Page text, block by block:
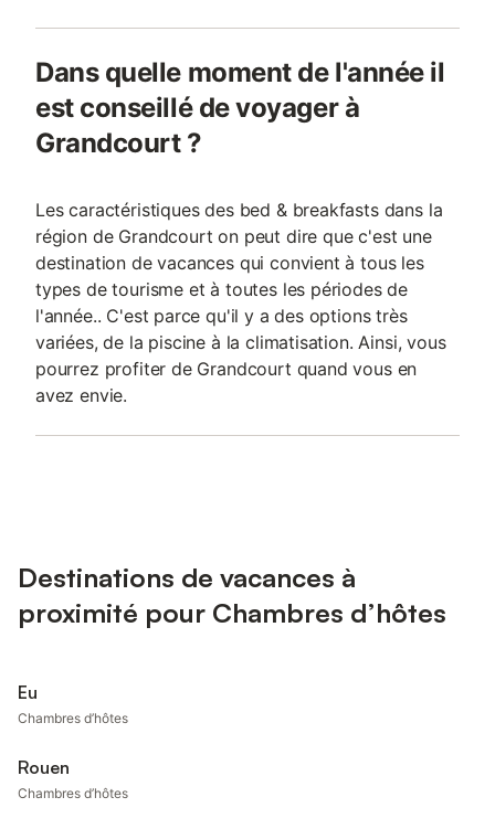
Dans quelle moment de l'année il
est conseillé de voyager à
Grandcourt ?
Les caractéristiques des bed & breakfasts dans la
région de Grandcourt on peut dire que c'est une
destination de vacances qui convient à tous les
types de tourisme et à toutes les périodes de
l'année.. C'est parce qu'il y a des options très
variées, de la piscine à la climatisation. Ainsi, vous
pourrez profiter de Grandcourt quand vous en
avez envie.
Destinations de vacances à
proximité pour Chambres d’hôtes
Eu
Chambres d’hôtes
Rouen
Chambres d’hôtes